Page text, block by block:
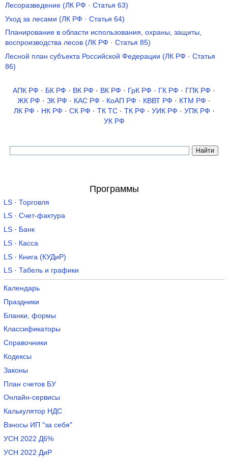
Лесоразведение (ЛК РФ · Статья 63)
Уход за лесами (ЛК РФ · Статья 64)
Планирование в области использования, охраны, защиты,
воспроизводства лесов (ЛК РФ · Статья 85)
Лесной план субъекта Российской Федерации (ЛК РФ · Статья
86)
АПК РФ · БК РФ · ВК РФ · ВК РФ · ГрК РФ · ГК РФ · ГПК РФ ·
ЖК РФ · ЗК РФ · КАС РФ · КоАП РФ · КВВТ РФ · КТМ РФ ·
ЛК РФ · НК РФ · СК РФ · ТК TC· ТК РФ · УИК РФ · УПК РФ ·
УК РФ
Программы
LS · Торговля
LS · Счет-фактура
LS · Банк
LS · Касса
LS · Книга (КУДиР)
LS · Табель и графики
Календарь
Праздники
Бланки, формы
Классификаторы
Справочники
Кодексы
Законы
План счетов БУ
Онлайн-сервисы
Калькулятор НДС
Взносы ИП "за себя"
УСН 2022 Д6%
УСН 2022 ДиР